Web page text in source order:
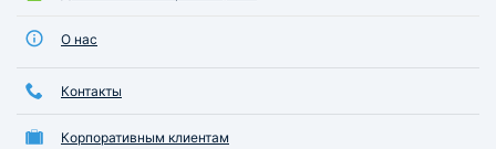
О нас
Контакты
Корпоративным клиентам